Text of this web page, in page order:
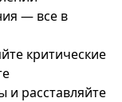
— все в
критические
расставляйте